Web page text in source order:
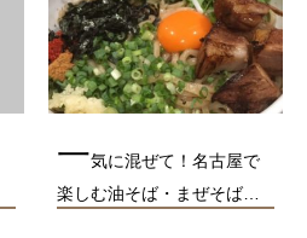
一気に混ぜて！名古屋で
楽しむ油そば・まぜそば…